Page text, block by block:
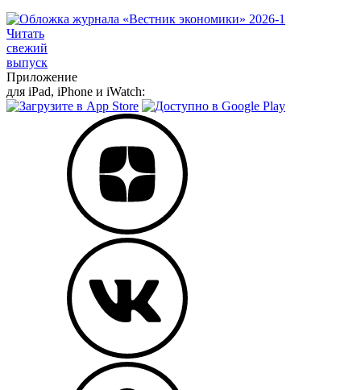
Читать
свежий
выпуск
Приложение
для iPad, iPhone и iWatch: